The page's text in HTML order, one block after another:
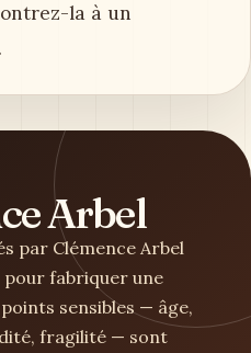
la à un
Arbel
par Clémence Arbel
pour fabriquer une
sensibles — âge,
fragilité — sont